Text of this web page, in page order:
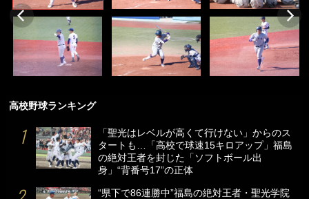
高校野球ランキング
「聖光はレベルが高くて行けない」からのス
タートも…「高校で球速15キロアップ」福島
の絶対王者を封じた「ソフトボール出
身」“背番号17”の正体
“県下で86連勝中”福島の絶対王者・聖光学院